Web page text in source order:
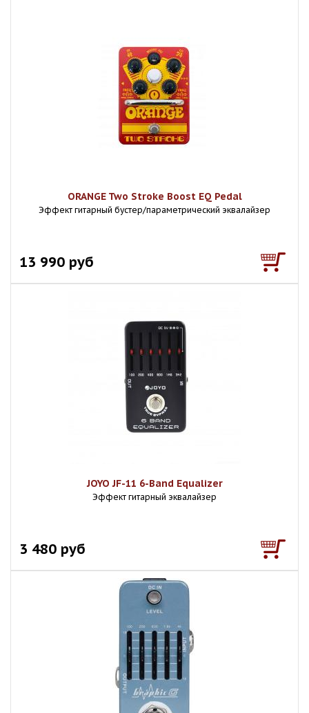
ORANGE Two Stroke Boost EQ Pedal
Эффект гитарный бустер/параметрический эквалайзер
13 990 руб
JOYO JF-11 6-Band Equalizer
Эффект гитарный эквалайзер
3 480 руб